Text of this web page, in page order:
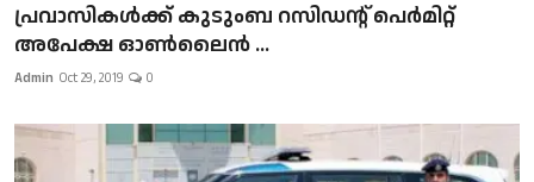
പ്രവാസികള്‍ക്ക് കുടുംബ റസിഡന്റ് പെർമിറ്റ്
അപേക്ഷ ഓൺലൈൻ ...
Admin Oct 29, 2019 0